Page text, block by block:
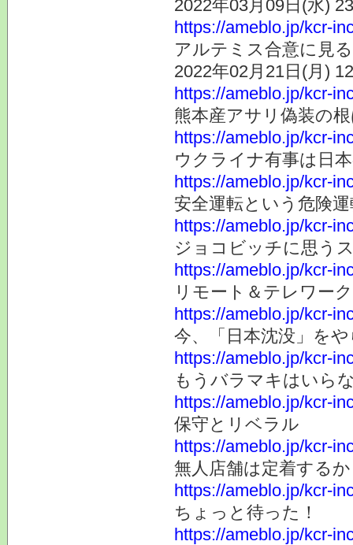
2022年03月09日(水)
https://ameblo.jp/kcr-
アルテミス合意に見
2022年02月21日(月)
https://ameblo.jp/kcr-
熊本産アサリ偽装の
https://ameblo.jp/kcr-
ウクライナ有事は日
https://ameblo.jp/kcr-
安全運転という危険
https://ameblo.jp/kcr-
ジョコビッチに思う
https://ameblo.jp/kcr-
リモート＆テレワー
https://ameblo.jp/kcr-
今、「日本沈没」を
https://ameblo.jp/kcr-
もうバラマキはいら
https://ameblo.jp/kcr-
保守とリベラル
https://ameblo.jp/kcr-
無人店舗は定着する
https://ameblo.jp/kcr-
ちょっと待った！
https://ameblo.jp/kcr-